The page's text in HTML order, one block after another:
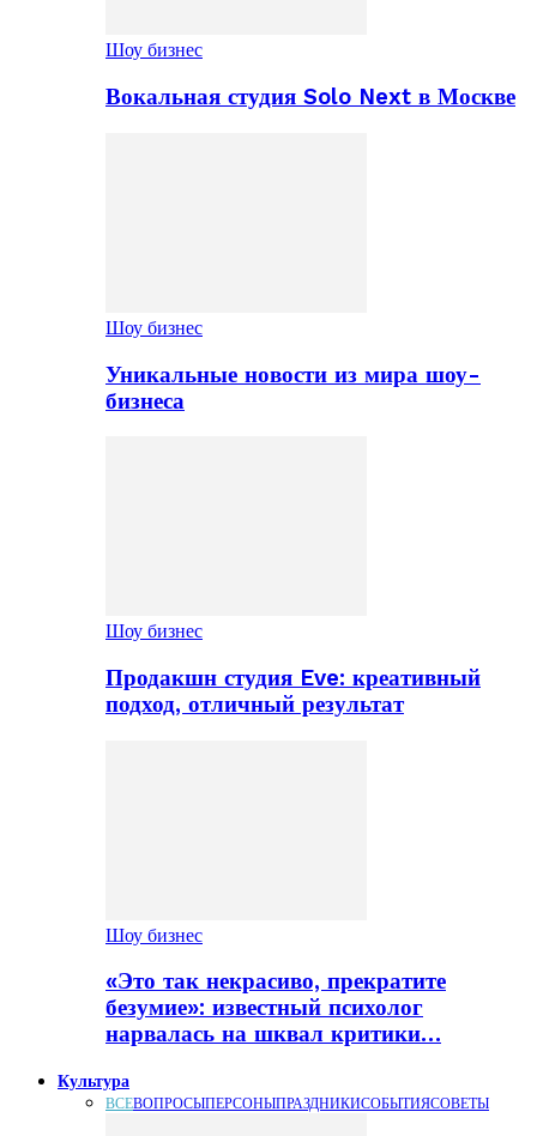
Шоу бизнес
Вокальная студия Solo Next в Москве
Шоу бизнес
Уникальные новости из мира шоу-
бизнеса
Шоу бизнес
Продакшн студия Eve: креативный
подход, отличный результат
Шоу бизнес
«Это так некрасиво, прекратите
безумие»: известный психолог
нарвалась на шквал критики…
Культура
ВСЕВОПРОСЫПЕРСОНЫПРАЗДНИКИСОБЫТИЯСОВЕТЫ